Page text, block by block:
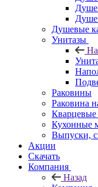
Душевые
Унитазы
Раковины
Раковина
Кухонные
Выпуски,
Акции
Скачать
Компания
Назад